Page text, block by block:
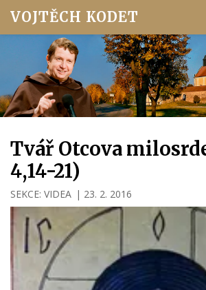
VOJTĚCH KODET
Tvář Otcova
4,14-21)
SEKCE: VIDEA | 23. 2. 2016